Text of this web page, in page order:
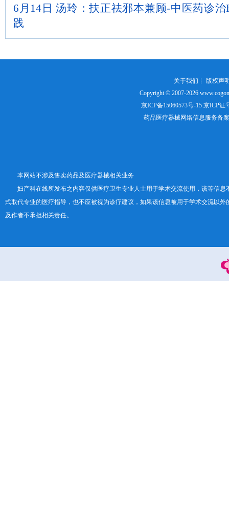
6月14日 汤玲：扶正祛邪本兼顾-中医药诊
践
关于我们 ┊ 版权声
Copyright © 2007-2026
京ICP备15060573号-15京ICP证
药品医疗器械网络信息服务备
本网站不涉及售卖药品及医疗器械相关业务
妇产科在线所发布之内容仅供医疗卫生专业人士用于学术交流使用，该等信息
式取代专业的医疗指导，也不应被视为诊疗建议，如果该信息被用于学术交流以外
及作者不承担相关责任。